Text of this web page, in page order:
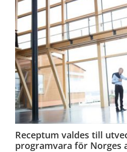
Receptum valdes till
programvara för Norges